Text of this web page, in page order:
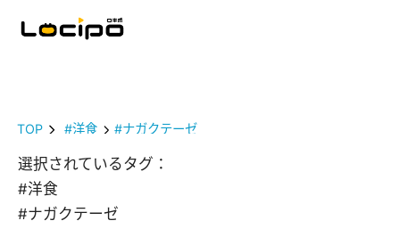
TOP #洋食 #ナガクテーゼ
選択されているタグ：
#洋食
#ナガクテーゼ